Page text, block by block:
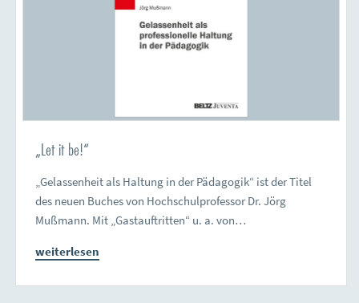
„Let it be!“
„Gelassenheit als Haltung in der Pädagogik“ ist der Titel
des neuen Buches von Hochschulprofessor Dr. Jörg
Mußmann. Mit „Gastauftritten“ u. a. von…
weiterlesen